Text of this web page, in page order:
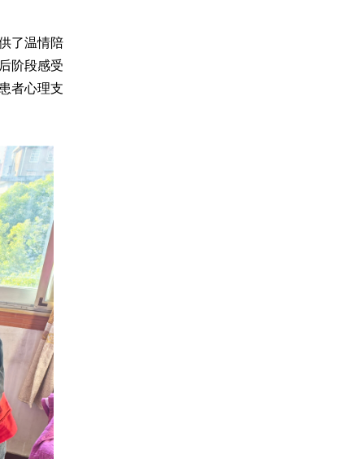
了温情陪
阶段感受
者心理支